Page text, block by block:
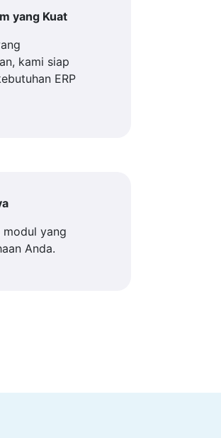
yang Kuat
kami siap
ERP
modul yang
Anda.